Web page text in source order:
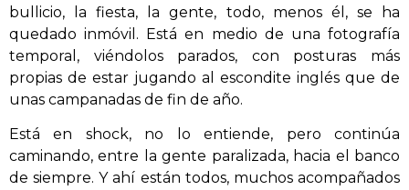
bullicio, la fiesta, la gente, todo, menos él, se ha
quedado inmóvil. Está en medio de una fotografía
temporal, viéndolos parados, con posturas más
propias de estar jugando al escondite inglés que de
unas campanadas de fin de año.
Está en shock, no lo entiende, pero continúa
caminando, entre la gente paralizada, hacia el banco
de siempre. Y ahí están todos, muchos acompañados